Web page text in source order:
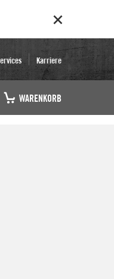
Karriere
WARENKORB